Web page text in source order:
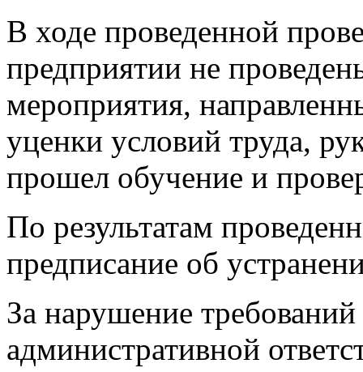
В ходе проведенной
предприятии не
мероприятия,
уценки условий труда,
прошел обучение и
По результатам
предписание об
За нарушение требований
административной